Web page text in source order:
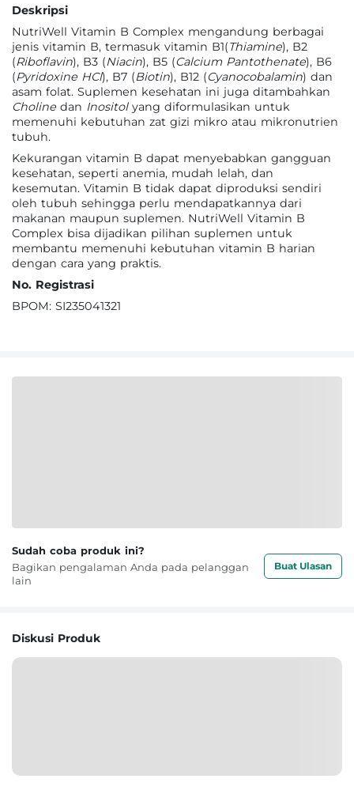
Deskripsi
NutriWell Vitamin B Complex mengandung berbagai
jenis vitamin B, termasuk vitamin B1(Thiamine), B2
(Riboflavin), B3 (Niacin), B5 (Calcium Pantothenate), B6
(Pyridoxine HCl), B7 (Biotin), B12 (Cyanocobalamin) dan
asam folat. Suplemen kesehatan ini juga ditambahkan
Choline dan Inositol yang diformulasikan untuk
memenuhi kebutuhan zat gizi mikro atau mikronutrien
tubuh.
Kekurangan vitamin B dapat menyebabkan gangguan
kesehatan, seperti anemia, mudah lelah, dan
kesemutan. Vitamin B tidak dapat diproduksi sendiri
oleh tubuh sehingga perlu mendapatkannya dari
makanan maupun suplemen. NutriWell Vitamin B
Complex bisa dijadikan pilihan suplemen untuk
membantu memenuhi kebutuhan vitamin B harian
dengan cara yang praktis.
No. Registrasi
BPOM: SI235041321
Sudah coba produk ini?
Bagikan pengalaman Anda pada pelanggan
lain
Buat Ulasan
Diskusi Produk